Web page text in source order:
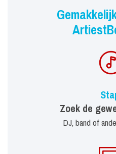
Zoek de
DJ, band of